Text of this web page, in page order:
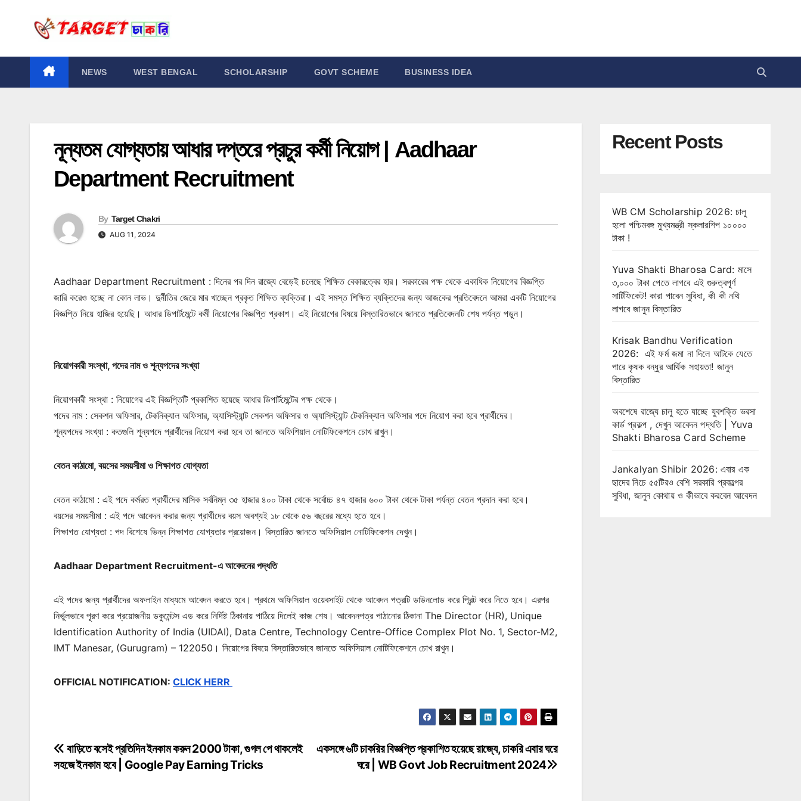
NEWS WEST BENGAL SCHOLARSHIP GOVT SCHEME BUSINESS IDEA
নূন্যতম যোগ্যতায় আধার দপ্তরে প্রচুর কর্মী নিয়োগ | Aadhaar
Department Recruitment
By Target Chakri
AUG 11, 2024
Aadhaar Department Recruitment : দিনের পর দিন রাজ্যে বেড়েই চলেছে শিক্ষিত বেকারত্বের হার। সরকারের পক্ষ থেকে একাধিক নিয়োগের বিজ্ঞপ্তি
জারি করেও হচ্ছে না কোন লাভ। দুর্নীতির জেরে মার খাচ্ছেন প্রকৃত শিক্ষিত ব্যক্তিরা। এই সমস্ত শিক্ষিত ব্যক্তিদের জন্য আজকের প্রতিবেদনে আমরা একটি নিয়োগের
বিজ্ঞপ্তি নিয়ে হাজির হয়েছি। আধার ডিপার্টমেন্টে কর্মী নিয়োগের বিজ্ঞপ্তি প্রকাশ। এই নিয়োগের বিষয়ে বিস্তারিতভাবে জানতে প্রতিবেদনটি শেষ পর্যন্ত পড়ুন।
নিয়োগকারী সংস্থা, পদের নাম ও শূন্যপদের সংখ্যা
নিয়োগকারী সংস্থা : নিয়োগের এই বিজ্ঞপ্তিটি প্রকাশিত হয়েছে আধার ডিপার্টমেন্টের পক্ষ থেকে।
পদের নাম : সেকশন অফিসার, টেকনিক্যাল অফিসার, অ্যাসিস্ট্যান্ট সেকশন অফিসার ও অ্যাসিস্ট্যান্ট টেকনিক্যাল অফিসার পদে নিয়োগ করা হবে প্রার্থীদের।
শূন্যপদের সংখ্যা : কতগুলি শূন্যপদে প্রার্থীদের নিয়োগ করা হবে তা জানতে অফিশিয়াল নোটিফিকেশনে চোখ রাখুন।
বেতন কাঠামো, বয়সের সময়সীমা ও শিক্ষাগত যোগ্যতা
বেতন কাঠামো : এই পদে কর্মরত প্রার্থীদের মাসিক সর্বনিম্ন ৩৫ হাজার ৪০০ টাকা থেকে সর্বোচ্চ ৪৭ হাজার ৬০০ টাকা থেকে টাকা পর্যন্ত বেতন প্রদান করা হবে।
বয়সের সময়সীমা : এই পদে আবেদন করার জন্য প্রার্থীদের বয়স অবশ্যই ১৮ থেকে ৫৬ বছরের মধ্যে হতে হবে।
শিক্ষাগত যোগ্যতা : পদ বিশেষে ভিন্ন শিক্ষাগত যোগ্যতার প্রয়োজন। বিস্তারিত জানতে অফিসিয়াল নোটিফিকেশন দেখুন।
Aadhaar Department Recruitment-এ আবেদনের পদ্ধতি
এই পদের জন্য প্রার্থীদের অফলাইন মাধ্যমে আবেদন করতে হবে। প্রথমে অফিসিয়াল ওয়েবসাইট থেকে আবেদন পত্রটি ডাউনলোড করে প্রিন্ট করে নিতে হবে। এরপর
নির্ভুলভাবে পূরণ করে প্রয়োজনীয় ডকুমেন্টস এড করে নির্দিষ্ট ঠিকানায় পাঠিয়ে দিলেই কাজ শেষ। আবেদনপত্র পাঠানোর ঠিকানা The Director (HR), Unique
Identification Authority of India (UIDAI), Data Centre, Technology Centre-Office Complex Plot No. 1, Sector-M2,
IMT Manesar, (Gurugram) – 122050। নিয়োগের বিষয়ে বিস্তারিতভাবে জানতে অফিসিয়াল নোটিফিকেশনে চোখ রাখুন।
OFFICIAL NOTIFICATION: CLICK HERR
Post
navigation
একসঙ্গে ৬টি চাকরির বিজ্ঞপ্তি প্রকাশিত হয়েছে রাজ্যে, চাকরি এবার ঘরে
ঘরে | WB Govt Job Recruitment 2024
বাড়িতে বসেই প্রতিদিন ইনকাম করুন 2000 টাকা, গুগল পে থাকলেই
সহজে ইনকাম হবে | Google Pay Earning Tricks
Recent Posts
WB CM Scholarship 2026: চালু
হলো পশ্চিমবঙ্গ মুখ্যমন্ত্রী স্কলারশিপ ১০০০০
টাকা !
Yuva Shakti Bharosa Card: মাসে
৩,০০০ টাকা পেতে লাগবে এই গুরুত্বপূর্ণ
সার্টিফিকেট! কারা পাবেন সুবিধা, কী কী নথি
লাগবে জানুন বিস্তারিত
Krisak Bandhu Verification
2026: এই ফর্ম জমা না দিলে আটকে যেতে
পারে কৃষক বন্ধুর আর্থিক সহায়তা! জানুন
বিস্তারিত
অবশেষে রাজ্যে চালু হতে যাচ্ছে যুবশক্তি ভরসা
কার্ড প্রকল্প , দেখুন আবেদন পদ্ধতি | Yuva
Shakti Bharosa Card Scheme
Jankalyan Shibir 2026: এবার এক
ছাদের নিচে ৫৫টিরও বেশি সরকারি প্রকল্পের
সুবিধা, জানুন কোথায় ও কীভাবে করবেন আবেদন